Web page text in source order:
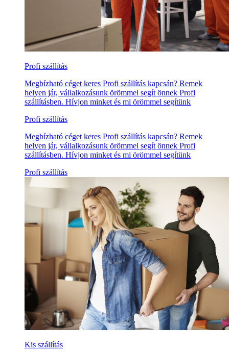
Profi szállítás
Megbízható céget keres Profi szállítás kapcsán? Remek
helyen jár, vállalkozásunk örömmel segít önnek Profi
szállításben. Hívjon minket és mi örömmel segítünk
Profi szállítás
Megbízható céget keres Profi szállítás kapcsán? Remek
helyen jár, vállalkozásunk örömmel segít önnek Profi
szállításben. Hívjon minket és mi örömmel segítünk
Profi szállítás
Kis szállítás